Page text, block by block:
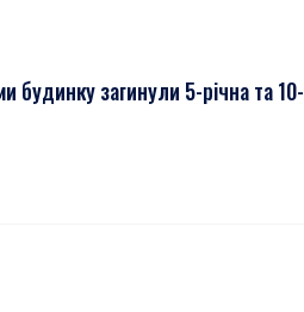
будинку загинули 5-річна та 10-